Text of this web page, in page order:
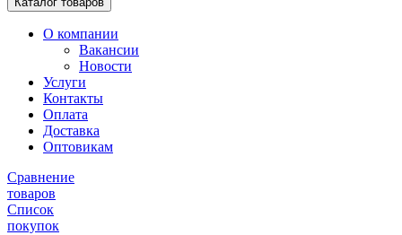
О компании
Вакансии
Новости
Услуги
Контакты
Оплата
Доставка
Оптовикам
Сравнение
товаров
Список
покупок